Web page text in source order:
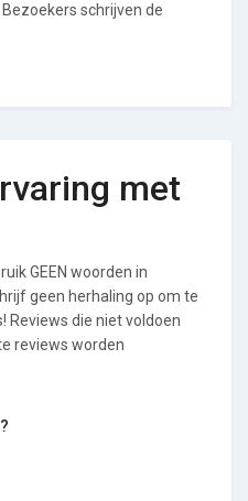
schrijven de
met
GEEN woorden in
geen herhaling op om te
Reviews die niet voldoen
reviews worden